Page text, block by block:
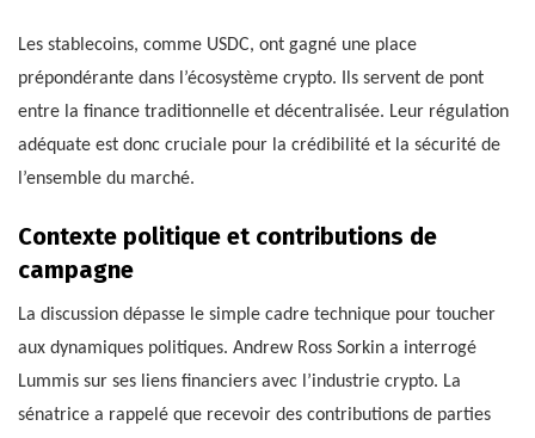
Les stablecoins, comme USDC, ont gagné une place
prépondérante dans l’écosystème crypto. Ils servent de pont
entre la finance traditionnelle et décentralisée. Leur régulation
adéquate est donc cruciale pour la crédibilité et la sécurité de
l’ensemble du marché.
Contexte politique et contributions de
campagne
La discussion dépasse le simple cadre technique pour toucher
aux dynamiques politiques. Andrew Ross Sorkin a interrogé
Lummis sur ses liens financiers avec l’industrie crypto. La
sénatrice a rappelé que recevoir des contributions de parties